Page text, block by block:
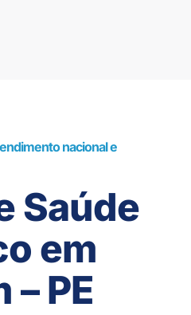
nacional e
Saúde
em
PE